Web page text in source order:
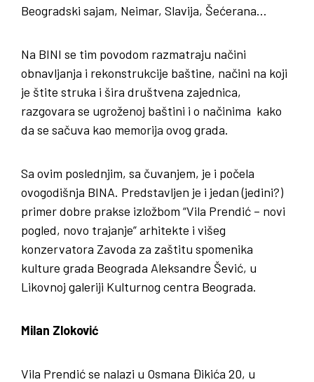
Beogradski sajam, Neimar, Slavija, Šećerana…
Na BINI se tim povodom razmatraju načini
obnavljanja i rekonstrukcije baštine, načini na koji
je štite struka i šira društvena zajednica,
razgovara se ugroženoj baštini i o načinima kako
da se sačuva kao memorija ovog grada.
Sa ovim poslednjim, sa čuvanjem, je i počela
ovogodišnja BINA. Predstavljen je i jedan (jedini?)
primer dobre prakse izložbom “Vila Prendić – novi
pogled, novo trajanje” arhitekte i višeg
konzervatora Zavoda za zaštitu spomenika
kulture grada Beograda Aleksandre Šević, u
Likovnoj galeriji Kulturnog centra Beograda.
Milan Zloković
Vila Prendić se nalazi u Osmana Đikića 20, u